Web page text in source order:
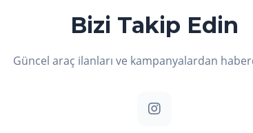
Bizi Takip Edin
Güncel araç ilanları ve kampanyalardan